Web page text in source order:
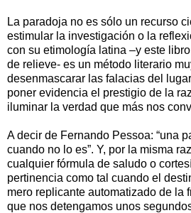
La paradoja no es sólo un recurso
estimular la investigación o la
con su etimología latina –y este
de relieve- es un método literario
desenmascarar las falacias del
poner evidencia el prestigio de la
iluminar la verdad que más nos
A decir de Fernando Pessoa: “una
cuando no lo es”. Y, por la misma
cualquier fórmula de saludo o
pertinencia como tal cuando el
mero replicante automatizado de la
que nos detengamos unos